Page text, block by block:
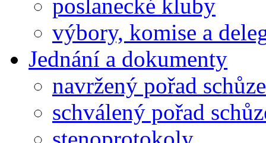
poslanecké kluby
výbory, komise a
Jednání a dokumenty
navržený pořad schůze
schválený pořad